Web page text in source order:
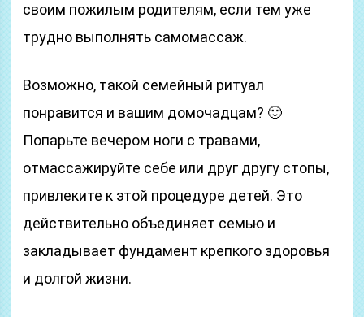
своим пожилым родителям, если тем уже
трудно выполнять самомассаж.
Возможно, такой семейный ритуал
понравится и вашим домочадцам? 🙂
Попарьте вечером ноги с травами,
отмассажируйте себе или друг другу стопы,
привлеките к этой процедуре детей. Это
действительно объединяет семью и
закладывает фундамент крепкого здоровья
и долгой жизни.